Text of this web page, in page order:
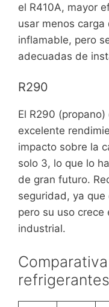
el R410A, mayor
usar menos
inflamable, pero
adecuadas de
R290
El R290
excelente
impacto sobre la
solo 3, lo que lo
de gran futuro.
seguridad, ya
pero su uso crece
industrial.
refrigerantes